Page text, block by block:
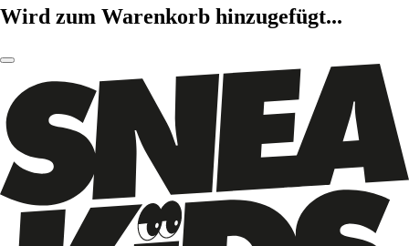
Wird zum Warenkorb hinzugefügt...